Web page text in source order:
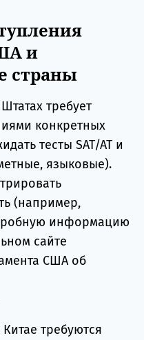
и
страны
требует
конкретных
тесты SAT/AT и
языковые).
(например,
информацию
сайте
США об
требуются